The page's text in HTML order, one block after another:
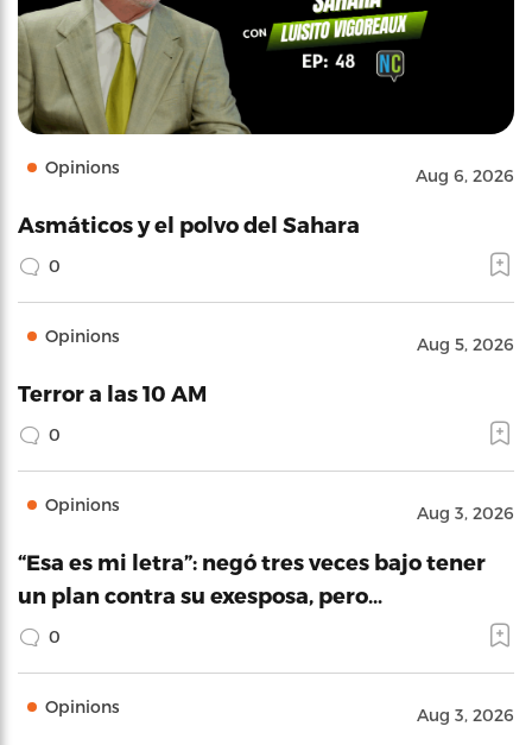
Opinions Aug 6, 2026
Asmáticos y el polvo del Sahara
0
Opinions Aug 5, 2026
Terror a las 10 AM
0
Opinions Aug 3, 2026
“Esa es mi letra”: negó tres veces bajo tener
un plan contra su exesposa, pero…
0
Opinions Aug 3, 2026